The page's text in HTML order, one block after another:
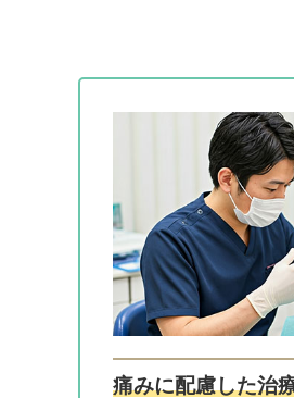
痛みに配慮した治